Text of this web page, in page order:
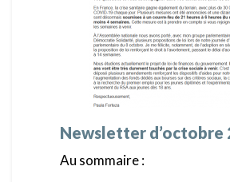
Newsletter d’octobre
Au sommaire :